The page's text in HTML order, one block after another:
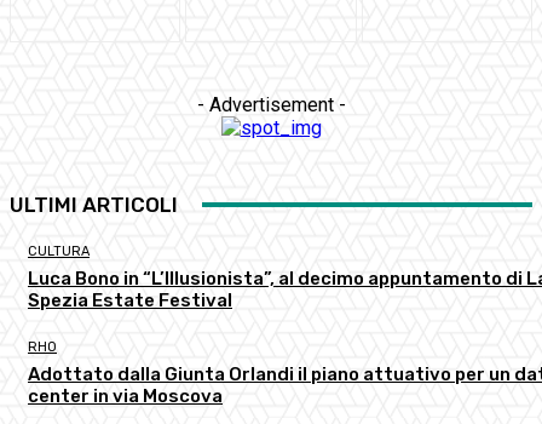
- Advertisement -
ULTIMI ARTICOLI
CULTURA
Luca Bono in “L’Illusionista”, al decimo appuntamento di
Spezia Estate Festival
RHO
Adottato dalla Giunta Orlandi il piano attuativo per un
center in via Moscova